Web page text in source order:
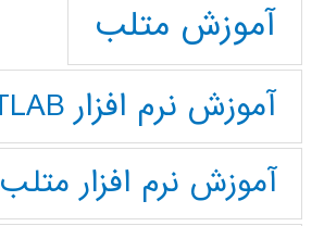
آموزش متلب
آموزش نرم افزار MATLAB
آموزش نرم افزار متلب